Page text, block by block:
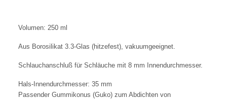
Volumen: 250 ml
Aus Borosilikat 3.3-Glas (hitzefest), vakuumgeeignet.
Schlauchanschluß für Schläuche mit 8 mm Innendurchmesser.
Hals-Innendurchmesser: 35 mm
Passender Gummikonus (Guko) zum Abdichten von